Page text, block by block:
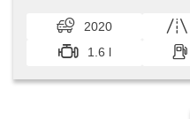
automat. blok. mech.
wspomaganie układu
klimatyzacja, klimatronic,
odległość, tempomat,
aluminiowe, spełnia EURO
palubního počítače, volba
2020
1.6 l